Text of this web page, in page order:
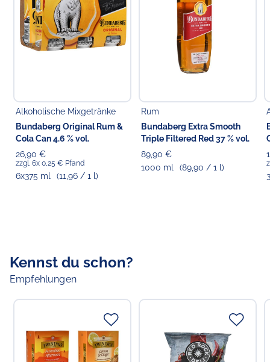
(Versand ausschließlich per DHL-Ident-Check.)
Pfandpflichtiger Artikel (0,25 € Einwegpfand pro
Flasche bzw. Dose).
Pfand wird je nach vorliegendem Angebotsformat
entweder zzgl. erhoben (wenn separat ausgewiesen)
Verantwortlicher Lebensmittelunternehmer
Choppy's Food & Non-Food GmbH
Koldingstr. 1B
22769 Hamburg
Alkoholische Mixgetränke
Bundaberg Original Rum &
Cola Can 4.6 % vol.
26,90 €
zzgl. 6x 0,25 € Pfand
6x375 ml (11,96 / 1 l)
Rum
Bundaberg Extra Smooth
Triple Filtered Red 37 % vol.
89,90 €
1000 ml
(89,90 / 1 l)
Kennst du schon?
Empfehlungen